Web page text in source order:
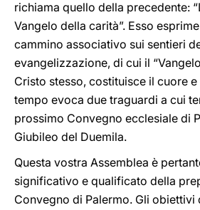
richiama quello della precedente:
Vangelo della carità”. Esso
cammino associativo sui sentieri
evangelizzazione, di cui il
Cristo stesso, costituisce il cuore e
tempo evoca due traguardi a cui
prossimo Convegno ecclesiale di
Giubileo del Duemila.
Questa vostra Assemblea è
significativo e qualificato della
Convegno di Palermo. Gli obiettivi